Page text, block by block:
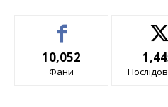
10,052
Фани